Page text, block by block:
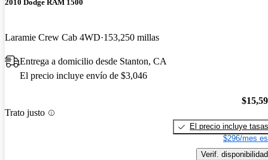
2010 Dodge RAM 1500
Laramie Crew Cab 4WD 153,250 millas
Entrega a domicilio desde Stanton, CA
El precio incluye envío de $3,046
Trato justo
El precio incluye tasas
$296/mes
Verif. disponibilidad